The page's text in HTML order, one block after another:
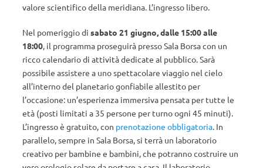
valore scientifico della meridiana. L’ingresso libero.
Nel pomeriggio di sabato 21 giugno,dalle 15:00 alle
18:00, il programma proseguirà presso Sala Borsa con un
ricco calendario di attività dedicate al pubblico. Sarà
possibile assistere a uno spettacolare viaggio nel cielo
all’interno del planetario gonfiabile allestito per
l’occasione: un’esperienza immersiva pensata per tutte le
età (posti limitati a 35 persone per turno ogni 45 minuti).
L’ingresso è gratuito, con prenotazione obbligatoria. In
parallelo, sempre in Sala Borsa, si terrà un laboratorio
creativo per bambine e bambini, che potranno costruire un